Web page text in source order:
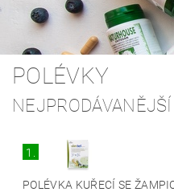
POLÉVKY
NEJPRODÁVANĚJŠÍ
1.
POLÉVKA KUŘECÍ SE